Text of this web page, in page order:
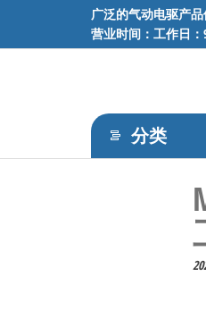
广泛的气动电驱产
营业时间：工作日：
动
电
SMC、
FESTO、
NORGREN、
分类